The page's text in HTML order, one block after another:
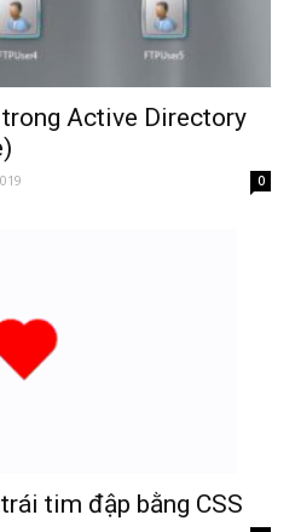
Active Directory
0
tim đập bằng CSS